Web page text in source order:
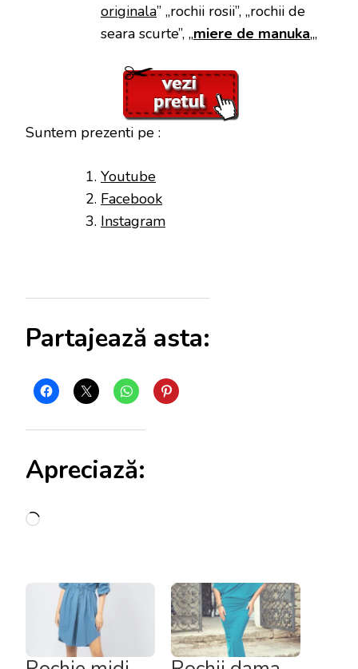
originala” „rochii rosii”, „rochii de
seara scurte”, „miere de manuka„,
Suntem prezenti pe :
Youtube
Facebook
Instagram
Partajează asta:
Apreciază:
Încarc...